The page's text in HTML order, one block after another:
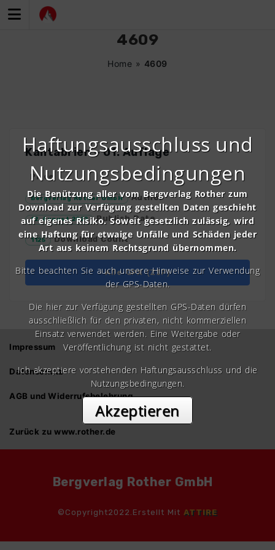
Inhalt
4609
Home » 4609
Kantabrien – 01. Auflage
Price
Bergverlag Rother GmbH Author
12. August 2022 Publish Date
1125 Download Count
Alle GPX (ZIP)
Impressum
Datenschutz
AGB und Widerrufsbelehrung
Zurück zu www.rother.de
Bergverlag Rother GmbH
©Copyright2022.Erstellt Mit ATTIRE
Haftungsausschluss und
Nutzungsbedingungen
Die Benützung aller vom Bergverlag Rother zum
Download zur Verfügung gestellten Daten geschieht
auf eigenes Risiko. Soweit gesetzlich zulässig, wird
eine Haftung für etwaige Unfälle und Schäden jeder
Art aus keinem Rechtsgrund übernommen.
Bitte beachten Sie auch unsere Hinweise zur Verwendung
der GPS-Daten.
Die hier zur Verfügung gestellten GPS-Daten dürfen
ausschließlich für den privaten, nicht kommerziellen
Einsatz verwendet werden. Eine Weitergabe oder
Veröffentlichung ist nicht gestattet.
Ich akzeptiere vorstehenden Haftungsausschluss und die
Nutzungsbedingungen.
Akzeptieren